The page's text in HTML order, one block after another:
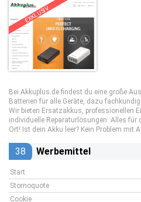
EXKLUSIV
Bei Akkuplus.de findest du eine große
Batterien für alle Geräte, dazu
Wir bieten Ersatzakkus, professionellen
individuelle Reparaturlösungen. Alles für
Ort! Ist dein Akku leer? Kein Problem mit
38 Werbemittel
Start
Stornoquote
Cookie